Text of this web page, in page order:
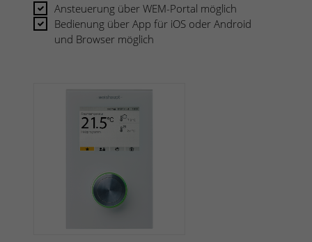
Ansteuerung über WEM-Portal möglich
Bedienung über App für iOS oder Android
und Browser möglich